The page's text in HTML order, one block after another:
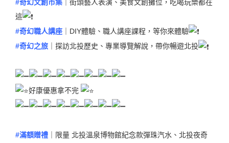
#奇幻文創市集 ｜街頭藝人表演、美食文創攤位，吃喝玩樂都在
這
#奇幻職人講座 ｜DIY體驗、職人講座課程，等你來體驗
#奇幻之旅 ｜探訪北投歷史、專業導覽解說，帶你暢遊北投
好康優惠拿不完
#滿額贈禮 ｜限量 北投溫泉博物館紀念款彈珠汽水、北投夜奇